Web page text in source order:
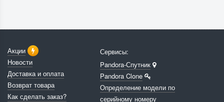
Акции
Новости
Доставка и оплата
Возврат товара
Как сделать заказ?
Сервисы:
Pandora-Спутник
Pandora Clone
Определение модели по
серийному номеру